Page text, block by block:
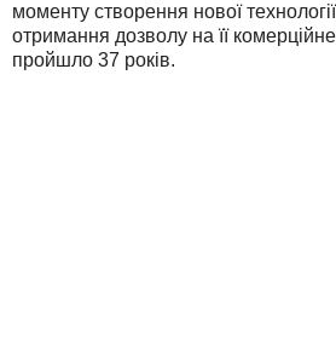
моменту створення нової
отримання дозволу на її
пройшло 37 років.